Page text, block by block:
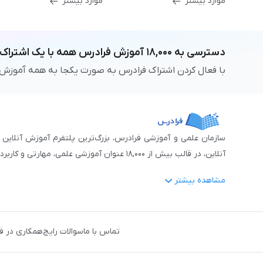
دسترسی به ۱۸,۰۰۰ آموزش فرادرس همه با یک اشتراک
با فعال کردن اشتراک فرادرس به صورت یکجا به همه
آنلاین، در قالب بیش از ۱۸,۰۰۰ عنوان آموزشی علمی، مهارتی و کاربردی، منتشر کرده‌است.
مشاهده بیشتر
دروس رسمی دبیرستان و پیش دانشگاهی،آموزش‌های تماس با ماسوالات رایجهمکاری در